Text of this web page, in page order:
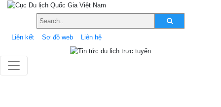
Liên kết Sơ đồ web Liên hệ